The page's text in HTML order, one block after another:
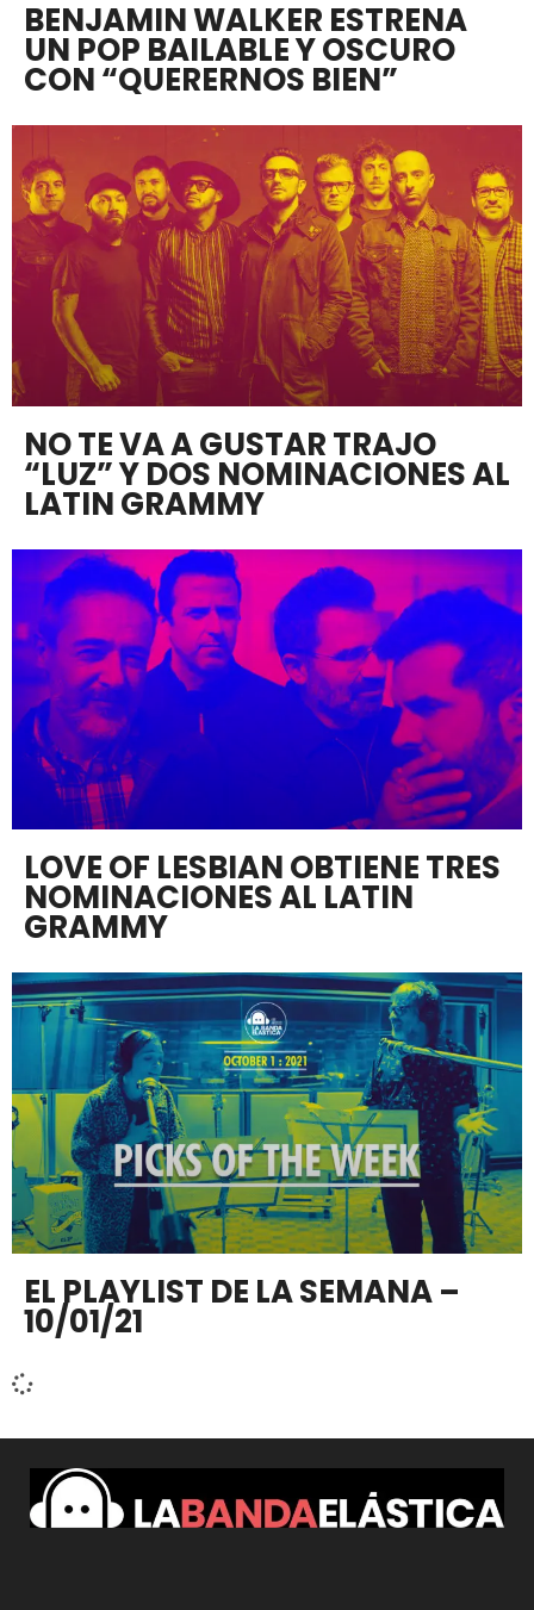
BENJAMIN WALKER ESTRENA
UN POP BAILABLE Y OSCURO
CON “QUERERNOS BIEN”
NO TE VA A GUSTAR TRAJO
“LUZ” Y DOS NOMINACIONES AL
LATIN GRAMMY
LOVE OF LESBIAN OBTIENE TRES
NOMINACIONES AL LATIN
GRAMMY
EL PLAYLIST DE LA SEMANA –
10/01/21